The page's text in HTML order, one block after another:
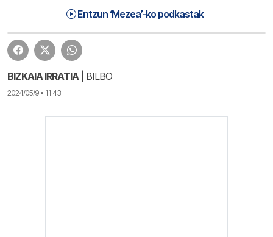
Entzun ‘Mezea’-ko podkastak
Mezea (24-05-09) | Mezea
BIZKAIA IRRATIA| BILBO
2024/05/9 • 11:43